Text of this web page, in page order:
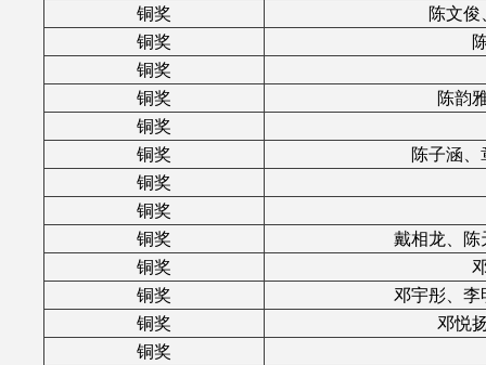
铜奖
陈文
铜奖
铜奖
铜奖
陈韵
铜奖
铜奖
陈子涵
铜奖
铜奖
铜奖
戴相龙、
铜奖
铜奖
邓宇彤、
铜奖
邓悦
铜奖